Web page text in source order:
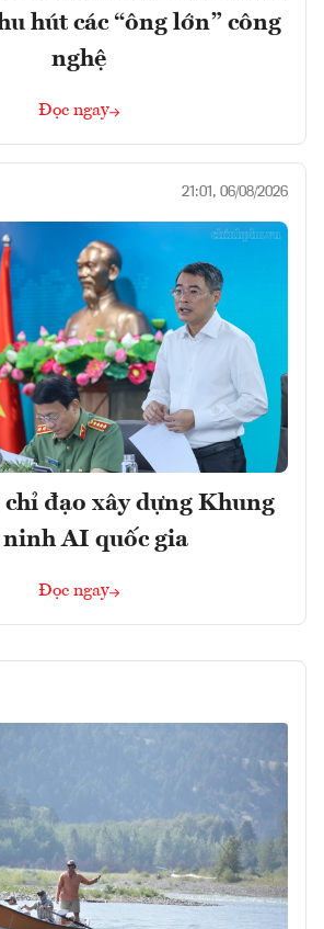
hút các “ông lớn” công
nghệ
Đọc ngay
21:01, 06/08/2026
đạo xây dựng Khung
ninh AI quốc gia
Đọc ngay